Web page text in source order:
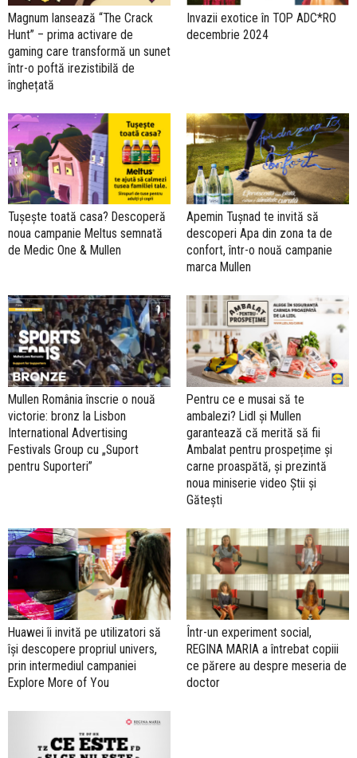
Magnum lansează “The Crack
Hunt” – prima activare de
gaming care transformă un sunet
într-o poftă irezistibilă de
înghețată
Invazii exotice în TOP ADC*RO
decembrie 2024
Tușește toată casa? Descoperă
noua campanie Meltus semnată
de Medic One & Mullen
Apemin Tușnad te invită să
descoperi Apa din zona ta de
confort, într-o nouă campanie
marca Mullen
Mullen România înscrie o nouă
victorie: bronz la Lisbon
International Advertising
Festivals Group cu „Suport
pentru Suporteri”
Pentru ce e musai să te
ambalezi? Lidl și Mullen
garantează că merită să fii
Ambalat pentru prospețime și
carne proaspătă, și prezintă
noua miniserie video Știi și
Gătești
Huawei îi invită pe utilizatori să
își descopere propriul univers,
prin intermediul campaniei
Explore More of You
Într-un experiment social,
REGINA MARIA a întrebat copiii
ce părere au despre meseria de
doctor